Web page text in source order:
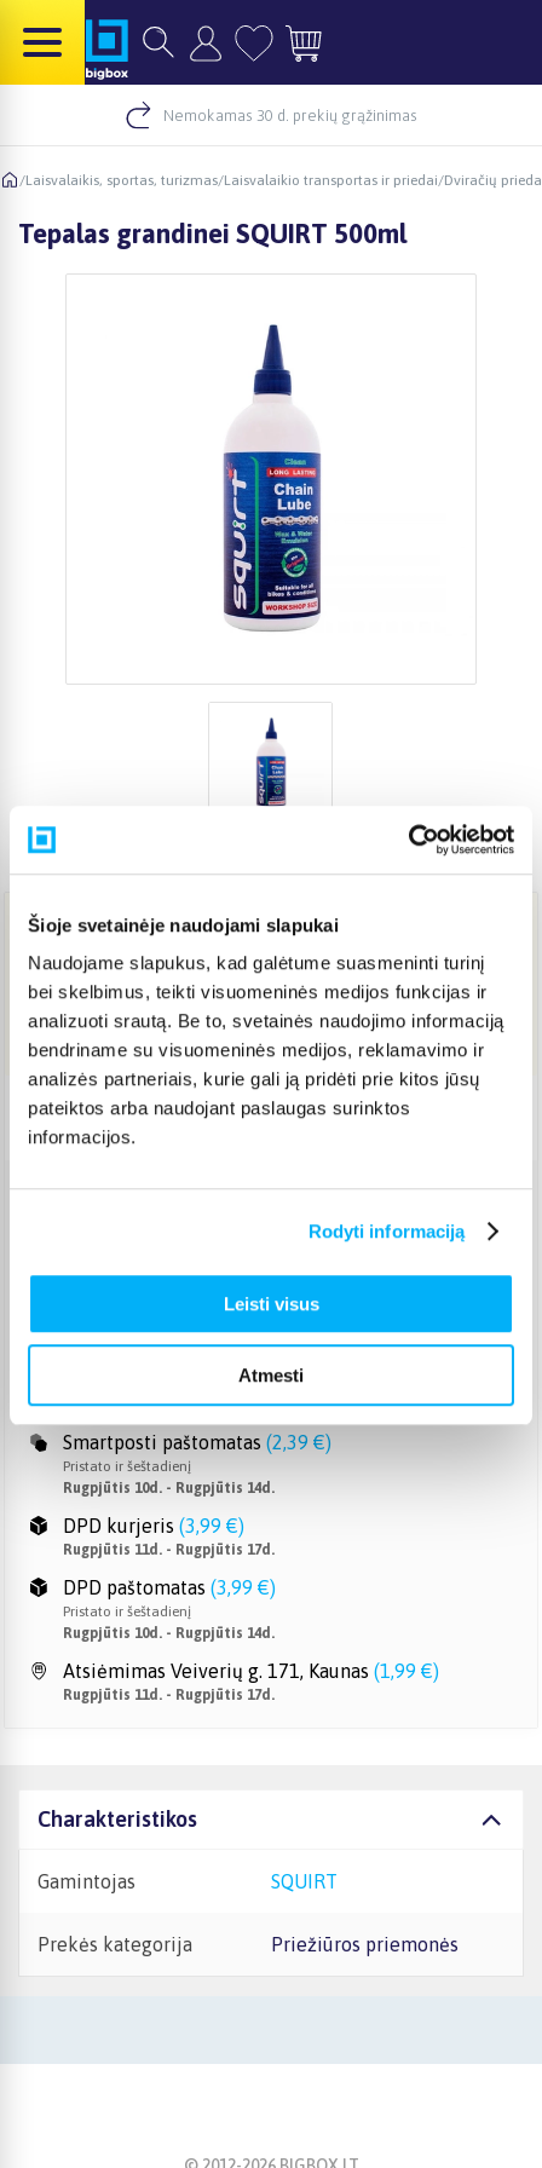
Šioje svetainėje naudojami slapukai
Naudojame slapukus, kad galėtume suasmeninti turinį
bei skelbimus, teikti visuomeninės medijos funkcijas ir
analizuoti srautą. Be to, svetainės naudojimo informaciją
bendriname su visuomeninės medijos, reklamavimo ir
analizės partneriais, kurie gali ją pridėti prie kitos jūsų
pateiktos arba naudojant paslaugas surinktos
informacijos.
Rodyti informaciją
Leisti visus
Atmesti
Nemokamas 30 d. prekių grąžinimas
/Laisvalaikis, sportas, turizmas/Laisvalaikio transportas ir priedai/Dviračių
Tepalas grandinei SQUIRT 500ml
3363442
44,79 €
Į KREPŠELĮ
Pristatymas Lietuvoje: 3-7 d.d.
2,99 € )
Rugpjūtis 10d. - Rugpjūtis 14d.
Smartposti paštomatas (2,39 €)
Pristato ir šeštadienį
Rugpjūtis 10d. - Rugpjūtis 14d.
DPD kurjeris (3,99 €)
Rugpjūtis 11d. - Rugpjūtis 17d.
DPD paštomatas (3,99 €)
Pristato ir šeštadienį
Rugpjūtis 10d. - Rugpjūtis 14d.
Atsiėmimas Veiverių g. 171, Kaunas (1,99 €)
Rugpjūtis 11d. - Rugpjūtis 17d.
Charakteristikos
Gamintojas SQUIRT
Prekės kategorija Priežiūros priemonės